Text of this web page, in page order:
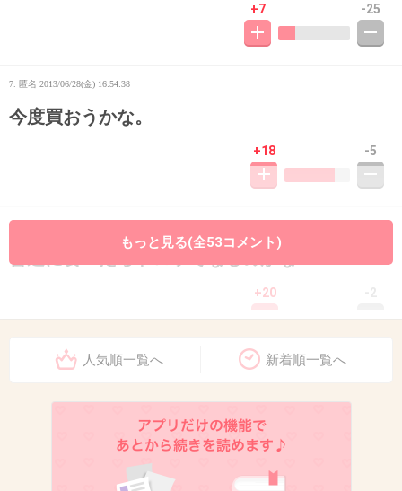
+7 -25
7. 匿名 2013/06/28(金) 16:54:38
今度買おうかな。
+18 -5
8. 匿名
普通に食べたらドロッてなるのかな
+20
2013/06/28(金) 16:55:17
もっと見る(全53コメント)
人気順一覧へ 新着順一覧へ